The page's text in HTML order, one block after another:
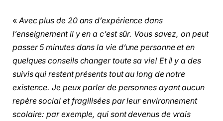
« Avec plus de 20 ans d’expérience dans
l’enseignement il y en a c’est sûr. Vous savez, on peut
passer 5 minutes dans la vie d’une personne et en
quelques conseils changer toute sa vie! Et il y a des
suivis qui restent présents tout au long de notre
existence. Je peux parler de personnes ayant aucun
repère social et fragilisées par leur environnement
scolaire: par exemple, qui sont devenus de vrais